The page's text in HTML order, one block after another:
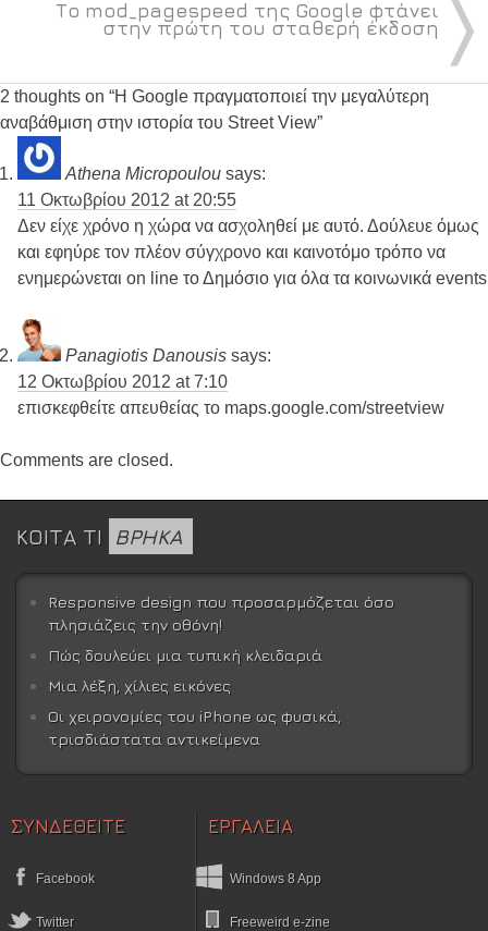
〉
Το mod_pagespeed της Google φτάνει
στην πρώτη του σταθερή έκδοση
2 thoughts on “Η Google πραγματοποιεί την μεγαλύτερη
αναβάθμιση στην ιστορία του Street View”
Athena Micropoulou says:
11 Οκτωβρίου 2012 at 20:55
Δεν είχε χρόνο η χώρα να ασχοληθεί με αυτό. Δούλευε όμως
και εφηύρε τον πλέον σύγχρονο και καινοτόμο τρόπο να
ενημερώνεται on line το Δημόσιο για όλα τα κοινωνικά events
Panagiotis Danousis says:
12 Οκτωβρίου 2012 at 7:10
επισκεφθείτε απευθείας το maps.google.com/streetview
Comments are closed.
ΚΟΙΤΑ ΤΙ ΒΡΗΚΑ
Responsive design που προσαρμόζεται όσο
πλησιάζεις την οθόνη!
Πώς δουλεύει μια τυπική κλειδαριά
Μια λέξη, χίλιες εικόνες
Οι χειρονομίες του iPhone ως φυσικά,
τρισδιάστατα αντικείμενα
ΣΥΝΔΕΘΕΙΤΕ
Facebook
Twitter
ΕΡΓΑΛΕΙΑ
Windows 8 App
Freeweird e-zine